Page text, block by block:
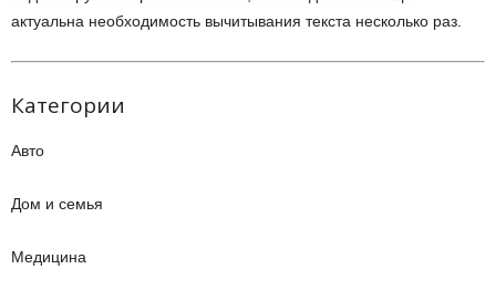
актуальна необходимость вычитывания текста несколько раз.
Категории
Авто
Дом и семья
Медицина